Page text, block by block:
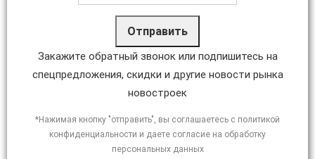
Отправить
Закажите обратный звонок или подпишитесь на
спецпредложения, скидки и другие новости рынка
новостроек
*Нажимая кнопку "отправить", вы соглашаетесь с политикой
конфиденциальности и даете согласие на обработку
персональных данных